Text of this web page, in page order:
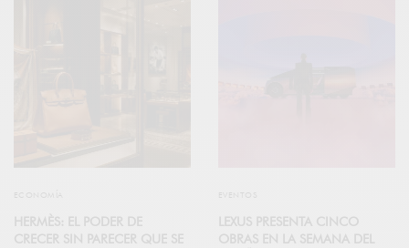
ECONOMÍA
HERMÈS: EL PODER DE
CRECER SIN PARECER QUE SE
EVENTOS
LEXUS PRESENTA CINCO
OBRAS EN LA SEMANA DEL